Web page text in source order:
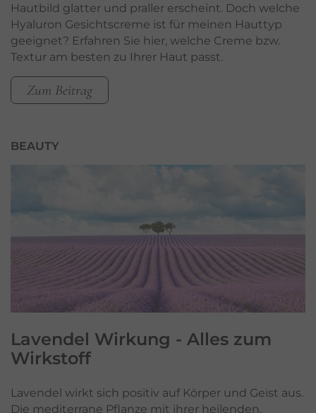
Hautbild glatter und praller erscheint. Doch welche
Hyaluron Gesichtscreme ist für meinen Hauttyp
geeignet? Erfahren Sie hier, welche Creme bzw.
Textur am besten zu Ihrer Haut passt.
Zum Beitrag
BEAUTY
Lavendel Wirkung - Alles zum
Wirkstoff
Lavendel wirkt sich positiv auf Körper und Geist aus.
Die mediterrane Pflanze mit ihrer heilenden,